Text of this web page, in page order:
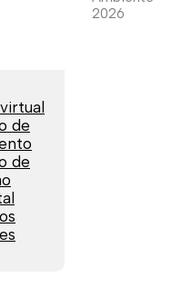
de
de
2026